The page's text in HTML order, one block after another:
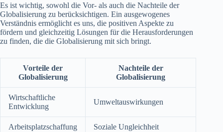
Es ist wichtig, sowohl die Vor- als auch die Nachteile der
Globalisierung zu berücksichtigen. Ein ausgewogenes
Verständnis ermöglicht es uns, die positiven Aspekte zu
fördern und gleichzeitig Lösungen für die Herausforderungen
zu finden, die die Globalisierung mit sich bringt.
Vorteile der
Globalisierung
Nachteile der
Globalisierung
Wirtschaftliche
Entwicklung
Umweltauswirkungen
Arbeitsplatzschaffung Soziale Ungleichheit